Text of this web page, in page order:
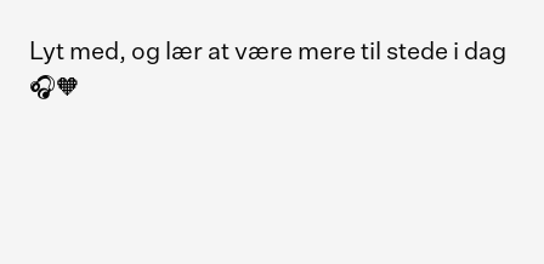
Lyt med, og lær at være mere til stede i dag
🎧🧡